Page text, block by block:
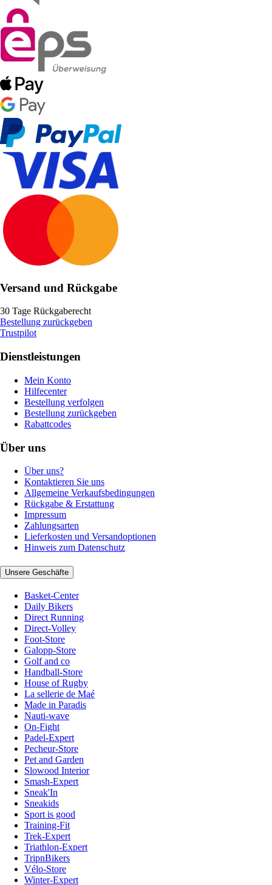
Versand und Rückgabe
30 Tage Rückgaberecht
Bestellung zurückgeben
Trustpilot
Dienstleistungen
Mein Konto
Hilfecenter
Bestellung verfolgen
Bestellung zurückgeben
Rabattcodes
Über uns
Über uns?
Kontaktieren Sie uns
Allgemeine Verkaufsbedingungen
Rückgabe & Erstattung
Impressum
Zahlungsarten
Lieferkosten und Versandoptionen
Hinweis zum Datenschutz
Unsere Geschäfte
Basket-Center
Daily Bikers
Direct Running
Direct-Volley
Foot-Store
Galopp-Store
Golf and co
Handball-Store
House of Rugby
La sellerie de Maé
Made in Paradis
Nauti-wave
On-Fight
Padel-Expert
Pecheur-Store
Pet and Garden
Slowood Interior
Smash-Expert
Sneak'In
Sneakids
Sport is good
Training-Fit
Trek-Expert
Triathlon-Expert
TripnBikers
Vélo-Store
Winter-Expert